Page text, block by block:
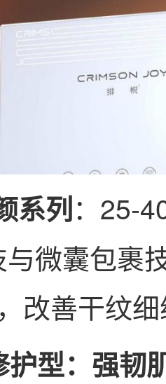
系列：25-
微囊包裹
改善干纹
型：强韧